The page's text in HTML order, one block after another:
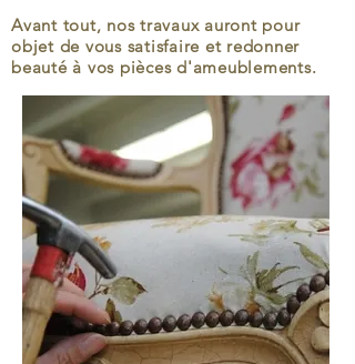
Avant tout, nos travaux auront pour
objet de vous satisfaire et redonner
beauté à vos pièces d'ameublements.